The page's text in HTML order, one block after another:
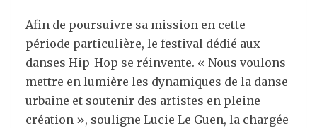
Afin de poursuivre sa mission en cette
période particulière, le festival dédié aux
danses Hip-Hop se réinvente. « Nous voulons
mettre en lumière les dynamiques de la danse
urbaine et soutenir des artistes en pleine
création », souligne Lucie Le Guen, la chargée